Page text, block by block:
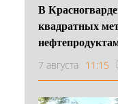
В
квадратных
7 августа 11:15